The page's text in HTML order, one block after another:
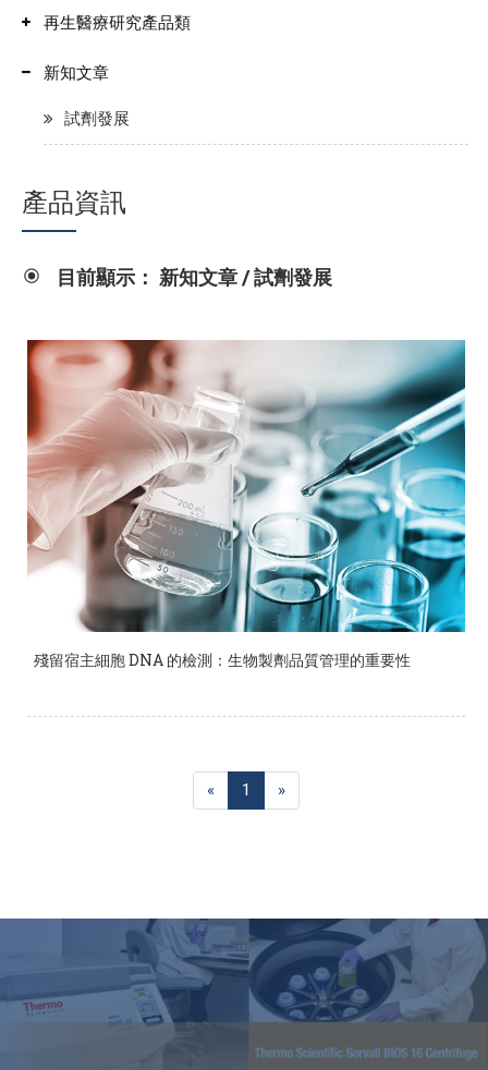
再生醫療研究產品類
新知文章
試劑發展
產品資訊
目前顯示： 新知文章 / 試劑發展
殘留宿主細胞 DNA 的檢測：生物製劑品質管理的重要性
« 1 »